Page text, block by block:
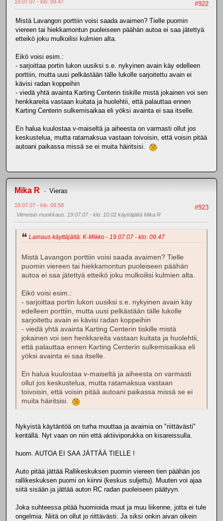
#922
19.07.07 - klo: 09.47
Mistä Lavangon porttiin voisi saada avaimen? Tielle puomin
viereen tai hiekkamontun puoleiseen päähän autoa ei saa jätettyä
etteikö joku mulkoilisi kulmien alta.
Eikö voisi esim.:
- sarjoittaa portin lukon uusiksi s.e. nykyinen avain käy edelleen
porttiin, mutta uusi pelkästään tälle lukolle sarjoitettu avain ei
kävisi radan koppeihin
- viedä yhtä avainta Karting Centerin tiskille mistä jokainen voi sen
henkkareita vastaan kuitata ja huolehtii, että palauttaa ennen
Karting Centerin sulkemisaikaa eli yöksi avainta ei saa itselle.
En halua kuulostaa v-maiseltä ja aiheesta on varmasti ollut jos
keskustelua, mutta ratamaksua vastaan toivoisin, että voisin pitää
autoani paikassa missä se ei muita häiritsisi.
Mika R Vieras
#923
19.07.07 - klo: 09.58
Viimeisin muokkaus: 19.07.07 - klo: 10.02 käyttäjältä Mika R
Lainaus käyttäjältä: K-Mikko - 19.07.07 - klo: 09.47
Mistä Lavangon porttiin voisi saada avaimen? Tielle
puomin viereen tai hiekkamontun puoleiseen päähän
autoa ei saa jätettyä etteikö joku mulkoilisi kulmien alta.
Eikö voisi esim.:
- sarjoittaa portin lukon uusiksi s.e. nykyinen avain käy
edelleen porttiin, mutta uusi pelkästään tälle lukolle
sarjoitettu avain ei kävisi radan koppeihin
- viedä yhtä avainta Karting Centerin tiskille mistä
jokainen voi sen henkkareita vastaan kuitata ja huolehtii,
että palauttaa ennen Karting Centerin sulkemisaikaa eli
yöksi avainta ei saa itselle.
En halua kuulostaa v-maiseltä ja aiheesta on varmasti
ollut jos keskustelua, mutta ratamaksua vastaan
toivoisin, että voisin pitää autoani paikassa missä se ei
muita häiritsisi.
Nykyistä käytäntöä on turha muuttaa ja avaimia on "riittävästi"
kentällä. Nyt vaan on niin että aktiiviporukka on kisareissulla.
huom. AUTOA EI SAA JÄTTÄÄ TIELLE !
Auto pitää jättää Rallikeskuksen puomin viereen tien päähän jos
rallikeskuksen puomi on kiinni (keskus suljettu). Muuten voi ajaa
siitä sisään ja jättää auton RC radan puoleiseen päätyyn.
Joka suhteessa pitää huomioida muut ja muu liikenne, jotta ei tule
ongelmia. Niitä on ollut jo riittävästi. Ja siksi onkin aivan oikein